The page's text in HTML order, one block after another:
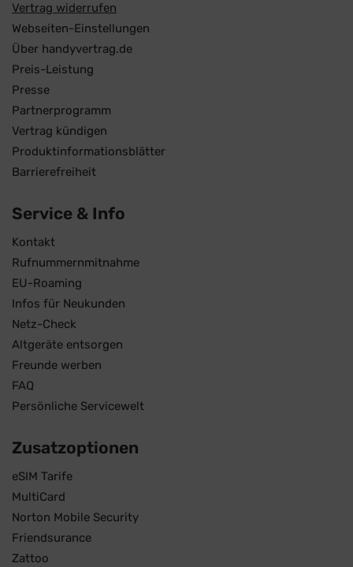
Vertrag widerrufen
Webseiten-Einstellungen
Über handyvertrag.de
Preis-Leistung
Presse
Partnerprogramm
Vertrag kündigen
Produktinformationsblätter
Barrierefreiheit
Service & Info
Kontakt
Rufnummernmitnahme
EU-Roaming
Infos für Neukunden
Netz-Check
Altgeräte entsorgen
Freunde werben
FAQ
Persönliche Servicewelt
Zusatzoptionen
eSIM Tarife
MultiCard
Norton Mobile Security
Friendsurance
Zattoo